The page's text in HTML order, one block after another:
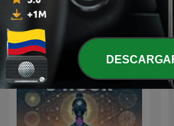
Por el Placer de Vivir con
el Dr. Cesar Lozano